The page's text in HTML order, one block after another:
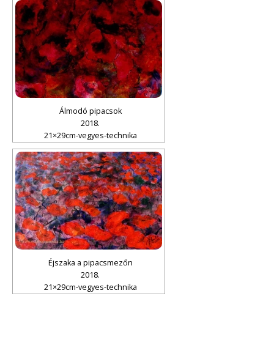
Álmodó pipacsok
2018.
21×29cm-vegyes-technika
Éjszaka a pipacsmezőn
2018.
21×29cm-vegyes-technika